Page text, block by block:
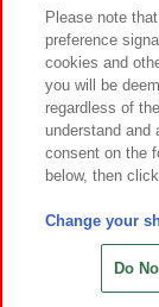
カスタマーハラス
Please note
preference
cookies and
you will be
regardless of
understand and
consent on the
below, then
Change your
Do